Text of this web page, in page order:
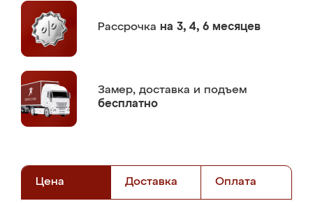
Рассрочка на 3, 4, 6 месяцев
Замер, доставка и подъем
бесплатно
Цена Доставка Оплата